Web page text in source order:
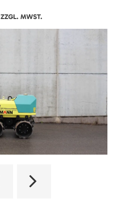
ZZGL. MWST.